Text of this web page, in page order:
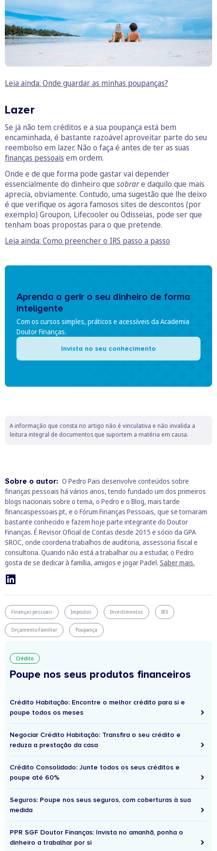
Leia ainda: Onde guardar as minhas poupanças?
Lazer
Se já não tem créditos e a sua poupança está bem
encaminhada, é bastante razoável aproveitar parte do seu
reembolso em lazer. Não o faça é antes de ter as suas
finanças pessoais em ordem.
Onde e de que forma pode gastar vai depender
essencialmente do dinheiro que sobrare daquilo que mais
aprecia, obviamente. Contudo, uma sugestão que lhe deixo
é que verifique os agora famosos sites de descontos (por
exemplo) Groupon, Lifecooler ou Odisseias, pode ser que
tenham boas propostas para o que pretende.
Leia ainda: Como preencher o IRS passo a passo
Aprenda a gerir o seu dinheiro de forma
inteligente
Com os cursos simples, práticos e acessíveis da Academia
Doutor Finanças.
Invista no seu conhecimento
A informação que consta no artigo não é vinculativa e não invalida a
leitura integral de documentos que suportem a matéria em causa.
Sobre o autor: O Pedro Pais desenvolve conteúdos sobre
finanças pessoais há vários anos, tendo fundado um dos primeiros
blogs nacionais sobre o tema, o Pedro e o Blog, mais tarde
financaspessoais.pt, e o Fórum Finanças Pessoais, que se tornaram
bastante conhecido e fazem hoje parte integrante do Doutor
Finanças. É Revisor Oficial de Contas desde 2015 e sócio da GPA
SROC, onde coordena trabalhos de auditoria, assessoria fiscal e
consultoria. Quando não está a trabalhar ou a estudar, o Pedro
gosta de se dedicar à família, amigos e jogar Padel. Saber mais.
Finanças pessoais Impostos Investimentos IRS
Orçamento Familiar Poupança
Crédito
Poupe nos seus produtos financeiros
Crédito Habitação: Encontre o melhor crédito para si e
poupe todos os meses
Negociar Crédito Habitação: Transfira o seu crédito e
reduza a prestação da casa
Crédito Consolidado: Junte todos os seus créditos e
poupe até 60%
Seguros: Poupe nos seus seguros, com coberturas à sua
medida
PPR SGF Doutor Finanças: Invista no amanhã, ponha o
dinheiro a trabalhar por si